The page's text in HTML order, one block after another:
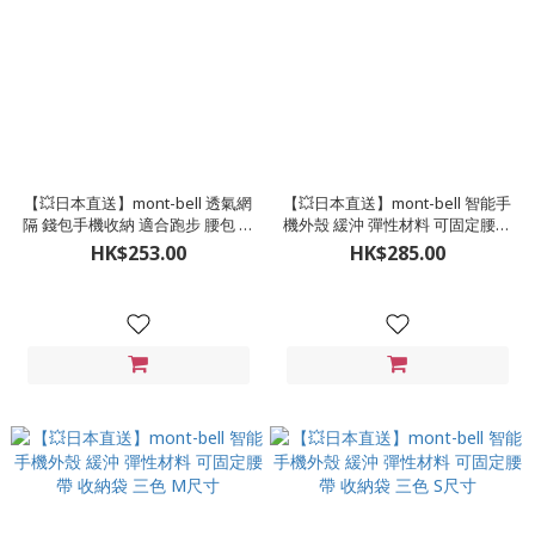
【💥日本直送】mont-bell 透氣網
隔 錢包手機收納 適合跑步 腰包 兩
色 S尺寸
HK$253.00
【💥日本直送】mont-bell 智能手
機外殼 緩沖 彈性材料 可固定腰帶
收納袋 三色 L尺寸
HK$285.00